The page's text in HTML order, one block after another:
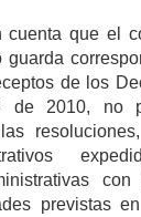
cuenta que el
guarda
de los
2010, no
previstas